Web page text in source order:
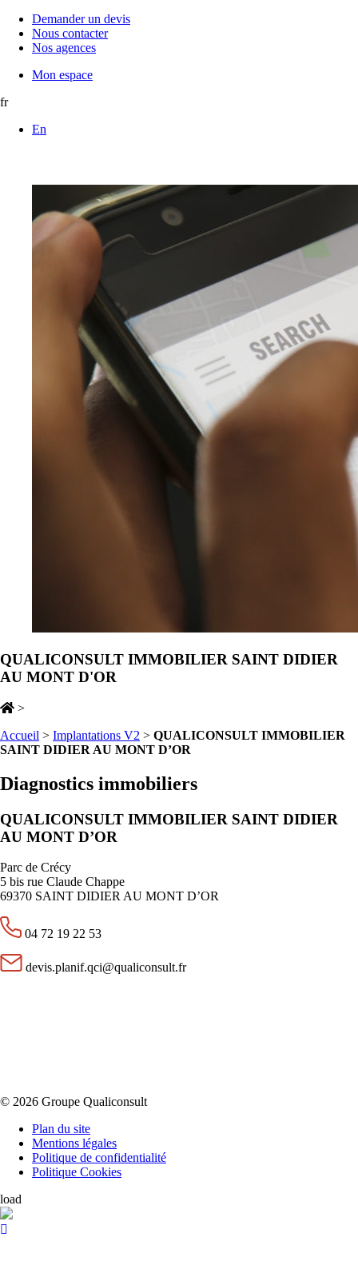
Demander un devis
Nous contacter
Nos agences
Mon espace
fr
En
QUALICONSULT IMMOBILIER SAINT DIDIER
AU MONT D'OR
>
Accueil > Implantations V2 > QUALICONSULT IMMOBILIER
SAINT DIDIER AU MONT D’OR
Diagnostics immobiliers
QUALICONSULT IMMOBILIER SAINT DIDIER
AU MONT D’OR
Parc de Crécy
5 bis rue Claude Chappe
69370 SAINT DIDIER AU MONT D’OR
04 72 19 22 53
devis.planif.qci@qualiconsult.fr
© 2026 Groupe Qualiconsult
Plan du site
Mentions légales
Politique de confidentialité
Politique Cookies
load